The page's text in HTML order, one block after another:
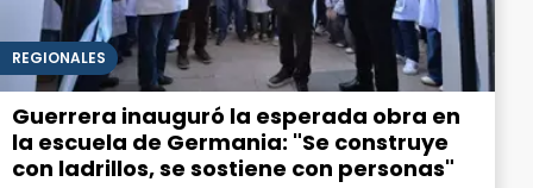
REGIONALES
Guerrera inauguró la esperada obra en
la escuela de Germania: "Se construye
con ladrillos, se sostiene con personas"